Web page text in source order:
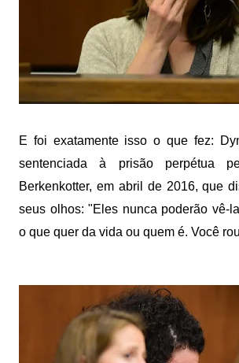
E foi exatamente isso o que fez:
sentenciada à prisão perpétua
Berkenkotter, em abril de 2016, que
seus olhos: "Eles nunca poderão vê-
o que quer da vida ou quem é. Você